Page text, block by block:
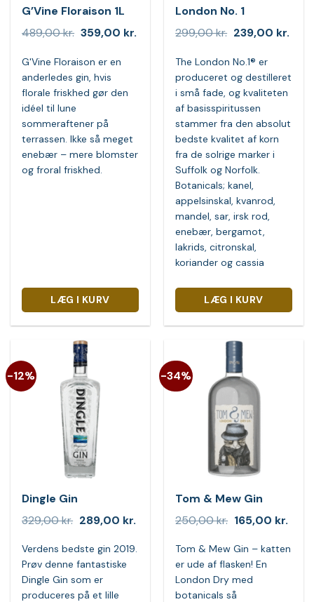
G’Vine Floraison 1L
489,00kr. Den
var:
489,00 kr..
359,00 kr.Den
359,00 kr..
G'Vine Floraison er en
anderledes gin, hvis
florale friskhed gør den
idéel til lune
sommeraftener på
terrassen. Ikke så meget
enebær – mere blomster
og froral friskhed.
LÆG I KURV
London No. 1
299,00kr. Den
pris
var:
299,00 kr..
239,00 kr.Den
The London No.1® er
produceret og destilleret
i små fade, og kvaliteten
af basisspiritussen
stammer fra den absolut
bedste kvalitet af korn
fra de solrige marker i
Suffolk og Norfolk.
Botanicals; kanel,
appelsinskal, kvanrod,
mandel, sar, irsk rod,
enebær, bergamot,
lakrids, citronskal,
koriander og cassia
LÆG I KURV
-12%
Dingle Gin
329,00kr. Den
oprindelige
pris
var:
329,00 kr..
289,00 kr.Den
er:
289,00 kr..
Verdens bedste gin 2019.
Prøv denne fantastiske
Dingle Gin som er
produceres på et lille
-34%
Tom & Mew Gin
250,00kr. Den
oprindelige
pris
var:
250,00 kr..
165,00 kr.Den
er:
Tom & Mew Gin – katten
er ude af flasken! En
London Dry med
botanicals så